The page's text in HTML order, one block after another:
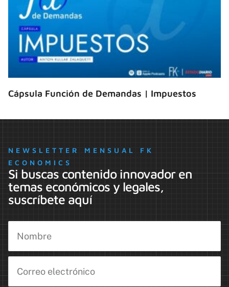
Cápsula Función de Demandas | Impuestos
NEWSLETTER MENSUAL FK
ECONOMICS
Si buscas contenido innovador en
temas económicos y legales,
suscríbete aquí